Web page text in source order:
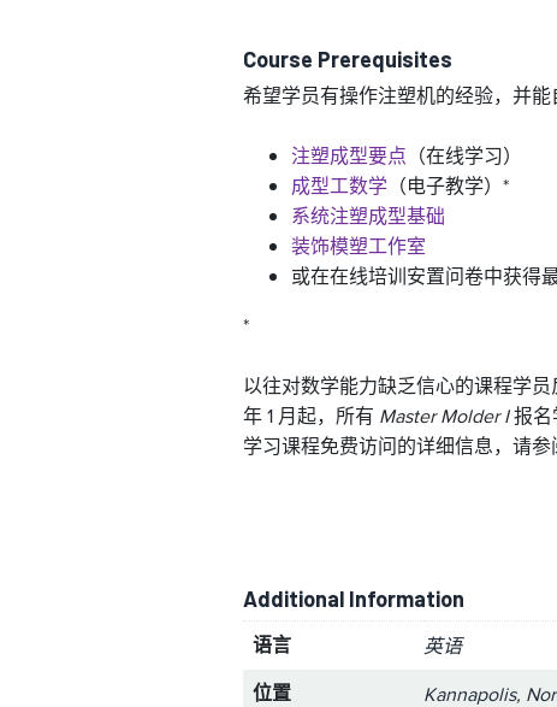
Course Prerequisites
希望学员有操作注塑机的经验，并
注塑成型要点 （在线学习）
成型工数学（电子教学）*
系统注塑成型基础
装饰模塑工作室
或在在线培训安置问卷中获得
*
以往对数学能力缺乏信心的课程学
年 1 月起，所有 Master Molder I报名
学习课程免费访问的详细信息，请
Additional Information
语言 英语
位置 Kannapolis,